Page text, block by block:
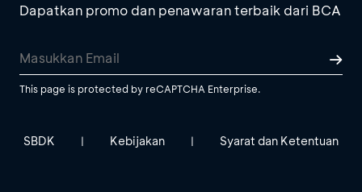
Dapatkan promo dan penawaran terbaik dari BCA
This page is protected by reCAPTCHA Enterprise.
SBDK | Kebijakan | Syarat dan Ketentuan